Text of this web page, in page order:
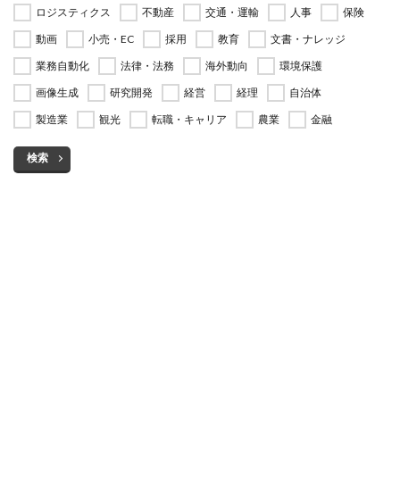
ロジスティクス 不動産 交通・運輸 人事
保険
動画
小売・EC 採用 教育
文書・ナレッジ
業務自動化
法律・法務 海外動向
環境保護
画像生成
研究開発 経営 経理
自治体
製造業
観光 転職・キャリア 農業 金融
検索